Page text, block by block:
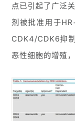
点已引起了广泛
剂被批准用于
CDK4/CDK6抑
恶性细胞的增殖